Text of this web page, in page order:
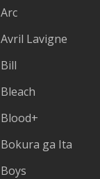
Arc
Avril Lavigne
Bill
Bleach
Blood+
Bokura ga Ita
Boys